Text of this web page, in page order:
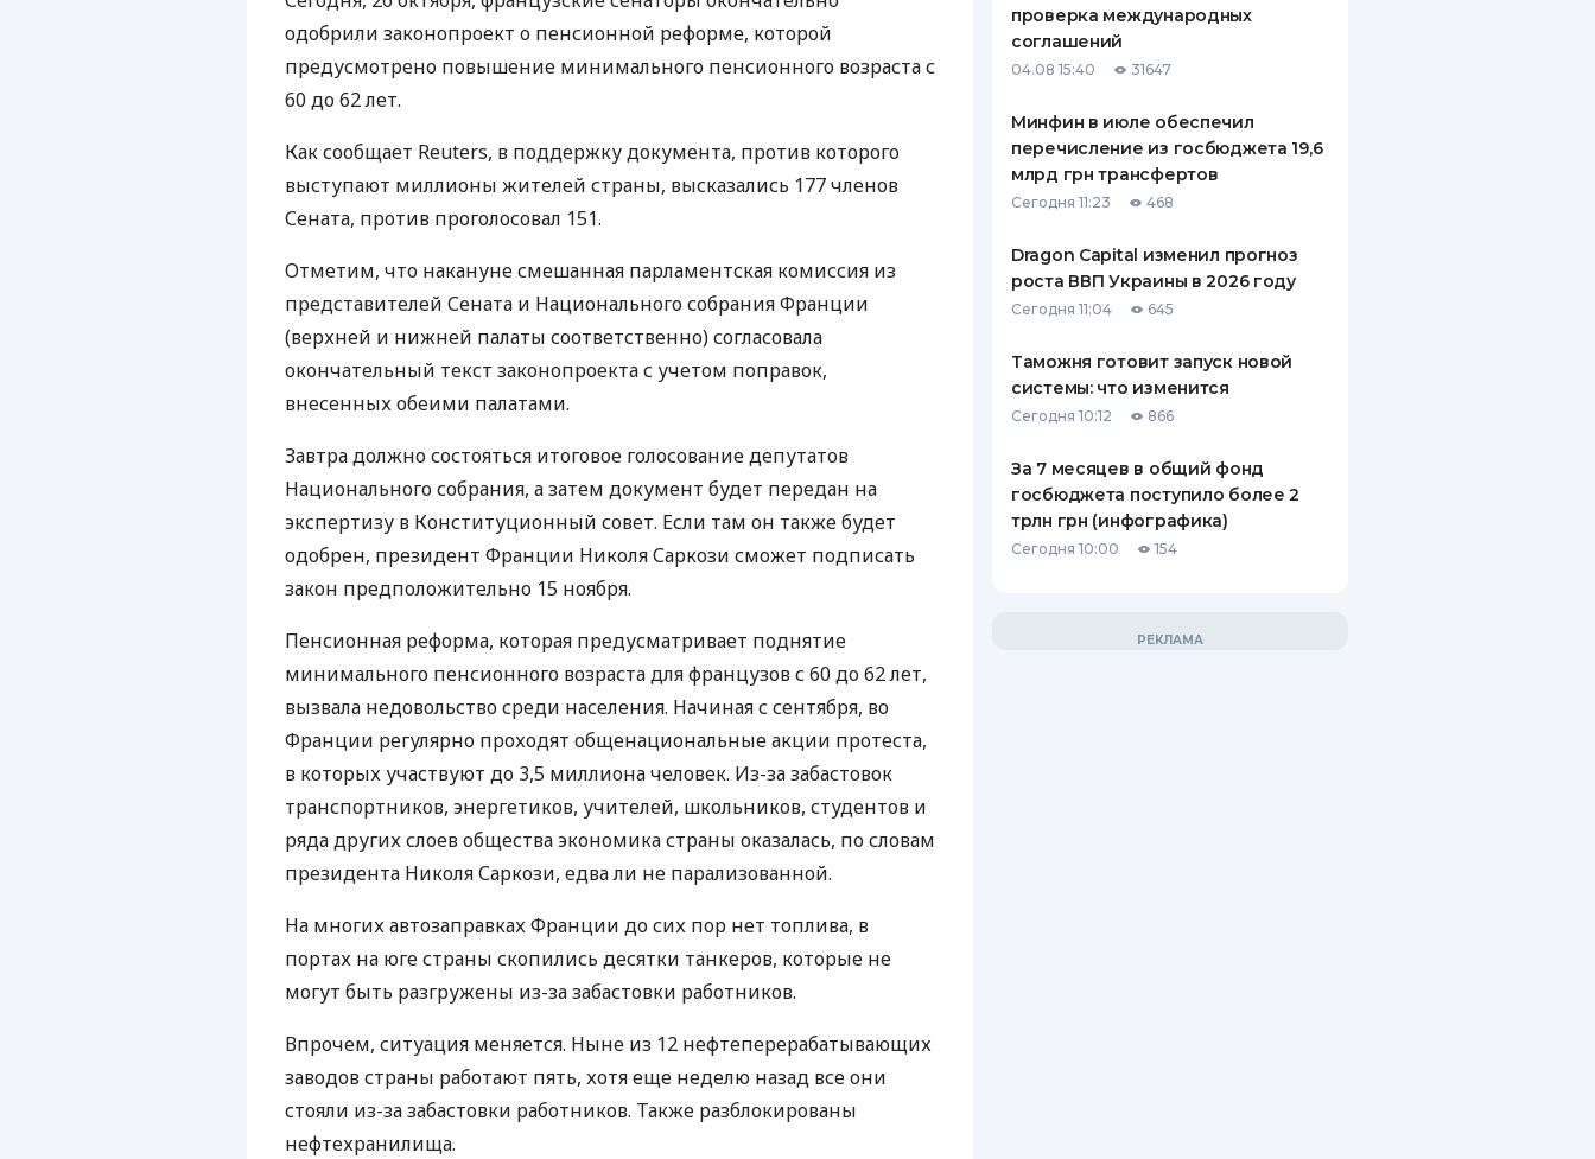
ЕЖЕМЕСЯЧНЫЙ ОБЗОР
КЕШБЭКА
ПУТЕВОДИТЕЛИ ПО
СТРАХОВЫЕ КОМПАНИИ
ОТЗЫВЫ О СТРАХОВЫХ
ДОСТАВКА И ОПЛАТА
КОНТАКТЫ
одобрили законопроект о пенсионной реформе, которой
предусмотрено повышение минимального пенсионного возраста с
60 до 62 лет.
Как сообщает Reuters, в поддержку документа, против которого
выступают миллионы жителей страны, высказались 177 членов
Сената, против проголосовал 151.
Отметим, что накануне смешанная парламентская комиссия из
представителей Сената и Национального собрания Франции
(верхней и нижней палаты соответственно) согласовала
окончательный текст законопроекта с учетом поправок,
внесенных обеими палатами.
Завтра должно состояться итоговое голосование депутатов
Национального собрания, а затем документ будет передан на
экспертизу в Конституционный совет. Если там он также будет
одобрен, президент Франции Николя Саркози сможет подписать
закон предположительно 15 ноября.
Пенсионная реформа, которая предусматривает поднятие
минимального пенсионного возраста для французов с 60 до 62 лет,
вызвала недовольство среди населения. Начиная с сентября, во
Франции регулярно проходят общенациональные акции протеста,
в которых участвуют до 3,5 миллиона человек. Из-за забастовок
транспортников, энергетиков, учителей, школьников, студентов и
ряда других слоев общества экономика страны оказалась, по словам
президента Николя Саркози, едва ли не парализованной.
На многих автозаправках Франции до сих пор нет топлива, в
портах на юге страны скопились десятки танкеров, которые не
могут быть разгружены из-за забастовки работников.
Впрочем, ситуация меняется. Ныне из 12 нефтеперерабатывающих
заводов страны работают пять, хотя еще неделю назад все они
стояли из-за забастовки работников. Также разблокированы
нефтехранилища.
проверка международных
соглашений
04.08 15:40 31647
Минфин в июле обеспечил
перечисление из госбюджета 19,6
млрд грн трансфертов
Сегодня 11:23 468
Dragon Capital изменил прогноз
роста ВВП Украины в 2026 году
Сегодня 11:04 645
Таможня готовит запуск новой
системы: что изменится
Сегодня 10:12 866
За 7 месяцев в общий фонд
госбюджета поступило более 2
трлн грн (инфографика)
Сегодня 10:00 154